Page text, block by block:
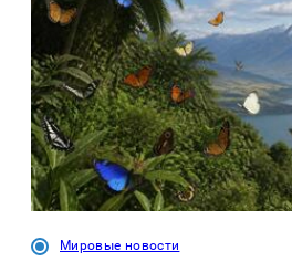
Мировые новости